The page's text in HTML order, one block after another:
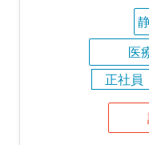
医
正社員